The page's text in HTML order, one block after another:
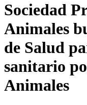
Sociedad
Animales
de Salud
sanitario
Animales